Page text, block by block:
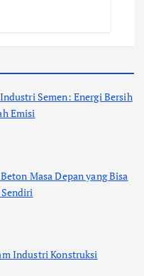
Semen: Energi Bersih
Emisi
Masa Depan yang Bisa
Industri Konstruksi